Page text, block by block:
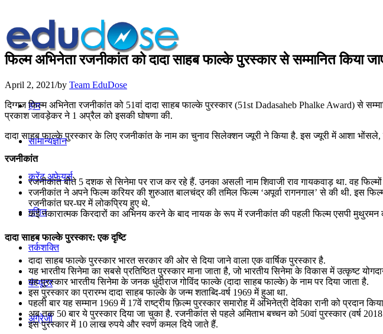
होम
सामान्यज्ञान
करेंट अफेयर्स
गणित
तर्कशक्ति
कंप्यूटर
अंग्रेजी
फिल्म अभिनेता रजनीकांत को दादा साहब फाल्के पुरस्कार से सम्मानित किया
April 2, 2021/by Team EduDose
दिग्गज फिल्म अभिनेता रजनीकांत को 51वां दादा साहब फाल्के पुरस्कार (51st Dadasaheb Phalke Award) से
प्रकाश जावड़ेकर ने 1 अप्रैल को इसकी घोषणा की.
दादा साहब फाल्के पुरस्कार के लिए रजनीकांत के नाम का चुनाव सिलेक्शन ज्यूरी ने किया है. इस ज्यूरी में आशा
रजनीकांत
रजनीकांत बीते 5 दशक से सिनेमा पर राज कर रहे हैं. उनका असली नाम शिवाजी राव गायकवाड़ था. वह
रजनीकांत ने अपने फिल्म करियर की शुरुआत बालचंद्र की तमिल फिल्म ‘अपूर्वा रागनगाल’ से की थी. इस
रजनीकांत घर-घर में लोकप्रिय हुए थे.
कई नकारात्मक किरदारों का अभिनय करने के बाद नायक के रूप में रजनीकांत की पहली फिल्म एसपी मुथुरमन
दादा साहब फाल्‍के पुरस्‍कार: एक दृष्टि
दादा साहब फाल्के पुरस्कार भारत सरकार की ओर से दिया जाने वाला एक वार्षिक पुरस्कार है.
यह भारतीय सिनेमा का सबसे प्रतिष्ठित पुरस्कार माना जाता है, जो भारतीय सिनेमा के विकास में उत्‍कृष्‍ट
यह पुरस्कार भारतीय सिनेमा के जनक धुंदीराज गोविंद फाल्‍के (दादा साहब फाल्के) के नाम पर दिया जाता है.
इस पुरस्कार का प्रारम्भ दादा साहब फाल्के के जन्म शताब्दि-वर्ष 1969 में हुआ था.
पहली बार यह सम्मान 1969 में 17वें राष्ट्रीय फ़िल्म पुरस्कार समारोह में अभिनेत्री देविका रानी को प्रदान
अब तक 50 बार ये पुरस्कार दिया जा चुका है. रजनीकांत से पहले अमिताभ बच्चन को 50वां पुरस्कार (वर्ष 2018
इस पुरस्कार में 10 लाख रुपये और स्वर्ण कमल दिये जाते हैं.